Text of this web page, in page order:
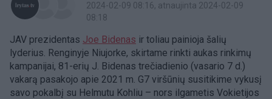
2024-02-09 08:16, atnaujinta 2024-02-09
08:18
JAV prezidentas Joe Bidenas ir toliau painioja šalių
lyderius. Renginyje Niujorke, skirtame rinkti aukas rinkimų
kampanijai, 81-erių J. Bidenas trečiadienio (vasario 7 d.)
vakarą pasakojo apie 2021 m. G7 viršūnių susitikime vykusį
savo pokalbį su Helmutu Kohliu – nors ilgametis Vokietijos